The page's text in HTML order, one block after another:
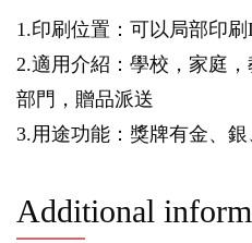
1.印刷位置：可以局部印
2.適用介紹：學校，家庭
部門，贈品派送
3.用途功能：獎牌有金、銀
Additional